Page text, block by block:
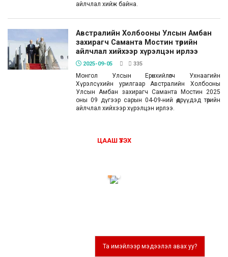
айлчлал хийж байна.
Австралийн Холбооны Улсын Амбан
захирагч Саманта Мостин төрийн
айлчлал хийхээр хүрэлцэн ирлээ
2025-09-05 335
Монгол Улсын Ерөнхийлөгч Ухнаагийн
Хүрэлсүхийн урилгаар Австралийн Холбооны
Улсын Амбан захирагч Саманта Мостин 2025
оны 09 дүгээр сарын 04-09-ний өдрүүдэд төрийн
айлчлал хийхээр хүрэлцэн ирлээ.
ЦААШ ҮЗЭХ
Та имэйлээр мэдээлэл авах уу?